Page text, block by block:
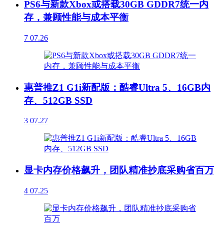
PS6与新款Xbox或搭载30GB GDDR7统一内
存，兼顾性能与成本平衡
7 07.26
惠普推Z1 G1i新配版：酷睿Ultra 5、16GB内
存、512GB SSD
3 07.27
显卡内存价格飙升，团队精准抄底采购省百万
4 07.25